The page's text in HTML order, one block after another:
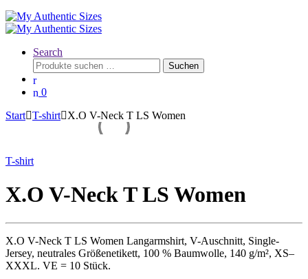
Search
Suchen
nach:
Suchen
0
Start T-shirt X.O V-Neck T LS Women
T-shirt
X.O V-Neck T LS Women
X.O V-Neck T LS Women Langarmshirt, V-Auschnitt, Single-
Jersey, neutrales Größenetikett, 100 % Baumwolle, 140 g/m², XS–
XXXL. VE = 10 Stück.